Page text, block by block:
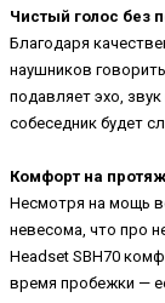
Чистый голос без
Благодаря
наушников
подавляет эхо,
собеседник будет
Комфорт на
Несмотря на мощь
невесома, что про
Headset SBH70
время пробежки —